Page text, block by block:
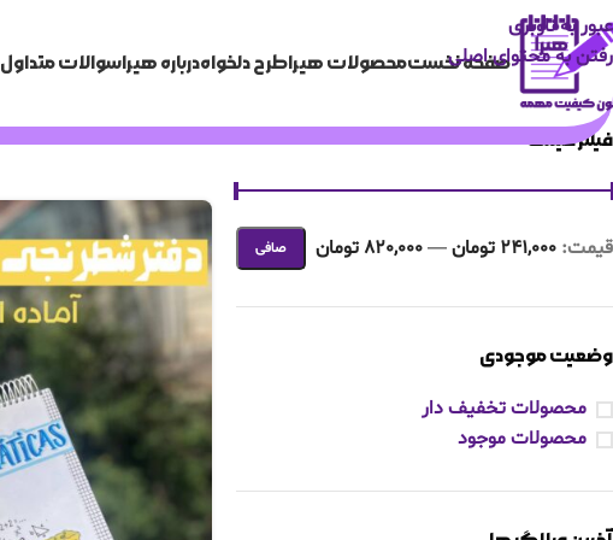
عبور به ناوبری
رفتن به محتوای اصلی
صفحه نخستمحصولات هیراطرح دلخواهدرباره هیراسوالات متداول
فیلتر قیمت
صافی قيمت: 241,000 تومان —820,000 تومان
وضعیت موجودی
محصولات تخفیف دار
محصولات موجود